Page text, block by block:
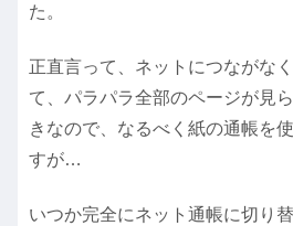
た。
正直言って、ネットにつながな
て、パラパラ全部のページが見
きなので、なるべく紙の通帳を
すが…
いつか完全にネット通帳に切り